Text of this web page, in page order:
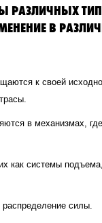
РАЗЛИЧНЫХ
В
к своей
в механизмах,
как системы
силы.